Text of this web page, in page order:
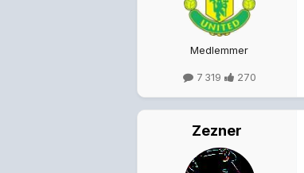
Medlemmer
7 319 270
Zezner